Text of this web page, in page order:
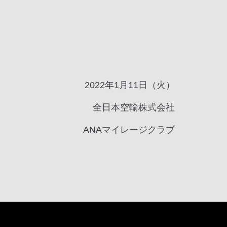
2022年1月11日（火）
全日本空輸株式会社
ANAマイレージクラブ